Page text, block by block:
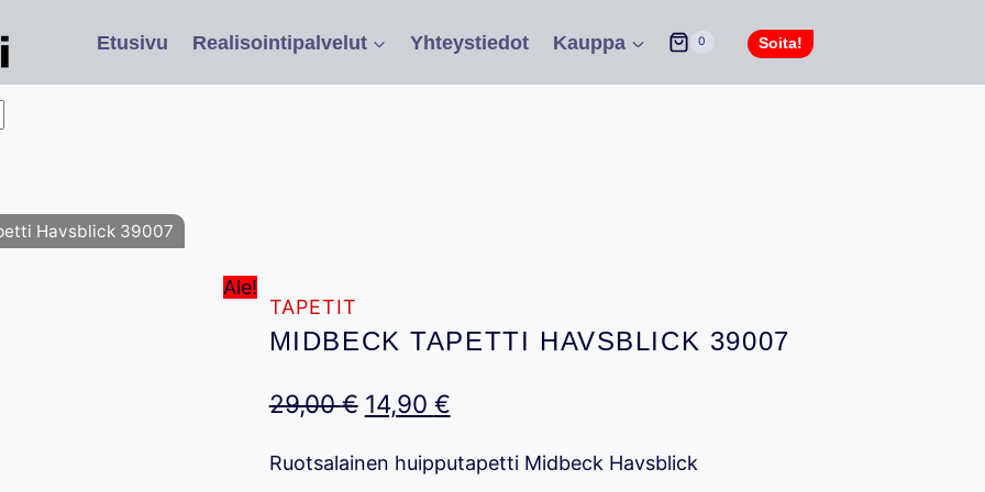
Etusivu Realisointipalvelut Yhteystiedot Kauppa 0 Soita!
Havsblick 39007
Ale!
TAPETIT
MIDBECK TAPETTI HAVSBLICK 39007
29,00€ Alkuperäinen
oli:
14,90 €Nykyinen
on:
Ruotsalainen huipputapetti Midbeck Havsblick